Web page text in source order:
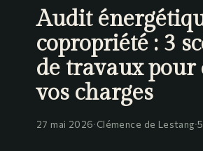
VOYAGE
Audit
copropriété : 3
de travaux pour
vos charges
27 mai 2026·Clémence de Lestang·